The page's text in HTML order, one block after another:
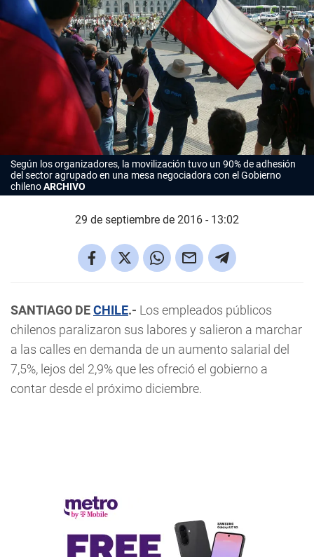
Según los organizadores, la movilización tuvo un 90% de adhesión
del sector agrupado en una mesa negociadora con el Gobierno
chilenoARCHIVO
29 de septiembre de 2016 - 13:02
SANTIAGO DECHILE.- Los empleados públicos
chilenos paralizaron sus labores y salieron a marchar
a las calles en demanda de un aumento salarial del
7,5%, lejos del 2,9% que les ofreció el gobierno a
contar desde el próximo diciembre.